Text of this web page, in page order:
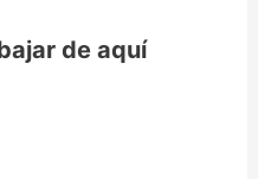
de aquí